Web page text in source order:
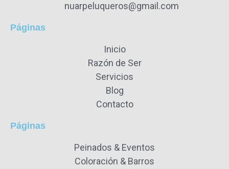
nuarpeluqueros@gmail.com
Páginas
Inicio
Razón de Ser
Servicios
Blog
Contacto
Páginas
Peinados & Eventos
Coloración & Barros